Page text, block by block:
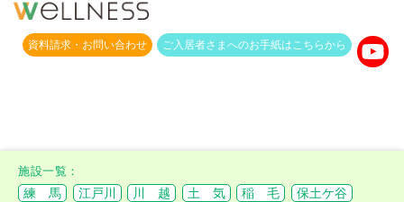
資料請求・ お問い合わせ ご入居者さまへのお手紙は こちらから
練 馬 江戸川 川 越 土 気 稲 毛
保土ケ谷